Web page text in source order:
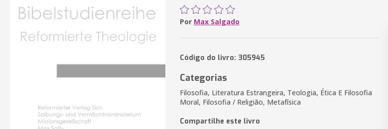
Por Max Salgado
Código do livro: 305945
Categorias
Filosofia, Literatura Estrangeira, Teologia, Ética E Filosofia
Moral, Filosofia / Religião, Metafísica
Compartilhe este livro